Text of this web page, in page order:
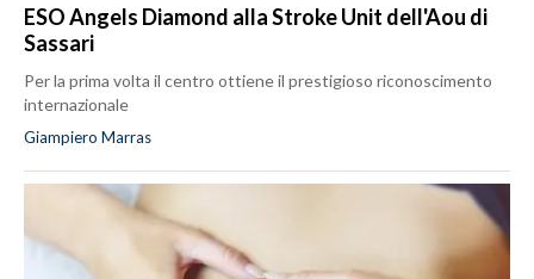
ESO Angels Diamond alla Stroke Unit dell'Aou di
Sassari
Per la prima volta il centro ottiene il prestigioso riconoscimento
internazionale
Giampiero Marras